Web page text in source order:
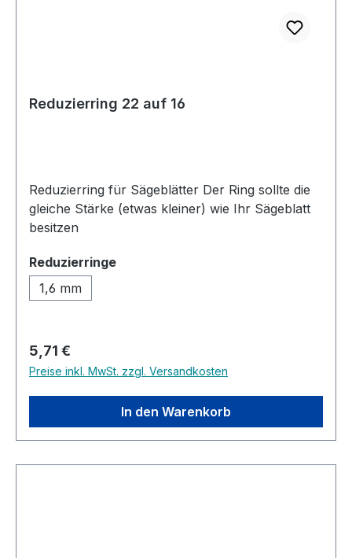
Reduzierring 22 auf 16
Reduzierring für Sägeblätter Der Ring sollte die
gleiche Stärke (etwas kleiner) wie Ihr Sägeblatt
besitzen
Reduzierringeauswählen
1,6 mm
Regulärer Preis:
5,71 €
Preise inkl. MwSt. zzgl. Versandkosten
In den Warenkorb